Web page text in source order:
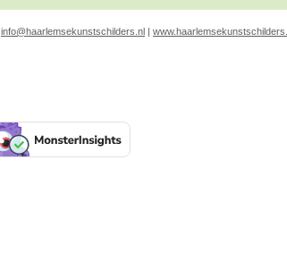
info@haarlemsekunstschilders.nl |